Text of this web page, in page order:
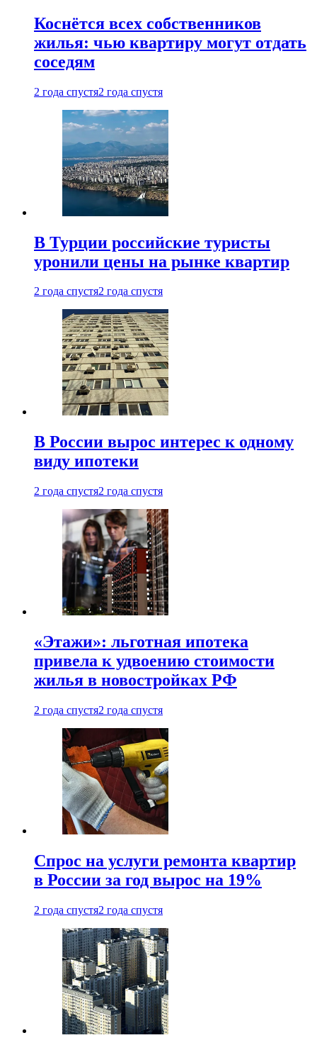
Коснётся всех собственников
жилья: чью квартиру могут отдать
соседям
2 года спустя2 года спустя
В Турции российские туристы
уронили цены на рынке квартир
2 года спустя2 года спустя
В России вырос интерес к одному
виду ипотеки
2 года спустя2 года спустя
«Этажи»: льготная ипотека
привела к удвоению стоимости
жилья в новостройках РФ
2 года спустя2 года спустя
Спрос на услуги ремонта квартир
в России за год вырос на 19%
2 года спустя2 года спустя